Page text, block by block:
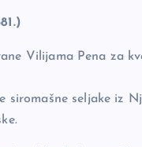
Vilijama Pena za
siromašne seljake iz